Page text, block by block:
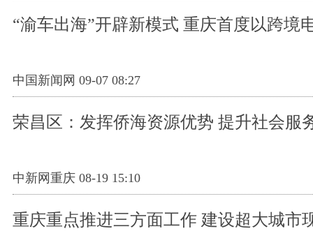
“渝车出海”开辟新模式 重庆首度以跨境
中国新闻网 09-07 08:27
荣昌区：发挥侨海资源优势 提升社会服
中新网重庆 08-19 15:10
重庆重点推进三方面工作 建设超大城市